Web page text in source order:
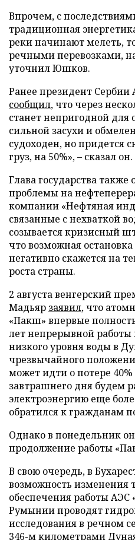
Впрочем, с
традиционная
реки начинают мелеть,
речными перевозками,
уточнил Юшков.
Ранее президент Сербии
сообщил, что через
станет непригодной для
сильной засухи и
судоходен, но придется
груз, на 50%», – сказал он.
Глава государства также
проблемы на
компании «Нефтяная
связанные с нехваткой
созывается кризисный
что возможная
негативно скажется на
роста страны.
2 августа венгерский
Мадьяр заявил, что
«Пакш» впервые
лет непрерывной работы
низкого уровня воды в
чрезвычайного
может идти о потере
завтрашнего дня будем
электроэнергию еще
обратился к гражданам
Однако в понедельник он
продолжение работы
В свою очередь, в
возможность изменения
обеспечения работы АЭС
Румынии проводят
исследования в речном
346-м километрами